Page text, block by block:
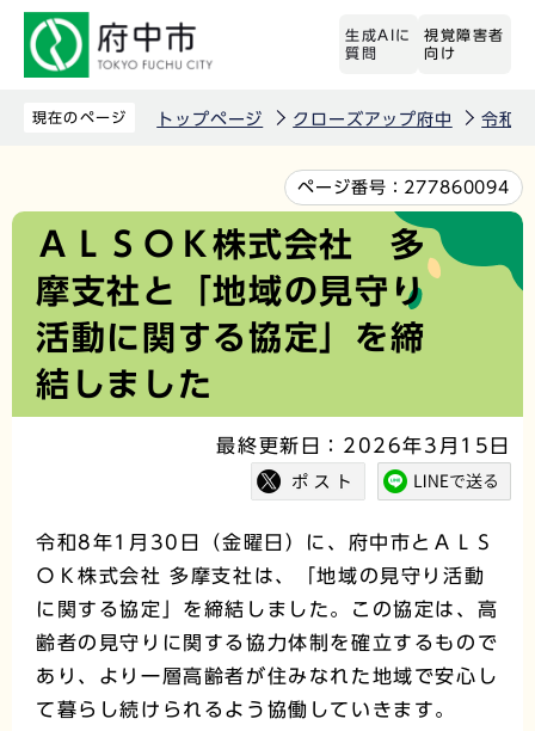
先
生成AIに
質問
視覚障害者
向け
現在のページ トップページ クローズアップ府中 令和7
文
ページ番号： 277860094
ＡＬＳＯＫ株式会社 多
摩支社と「地域の見守り
活動に関する協定」を締
結しました
最終更新日：2026年3月15日
令和8年1月30日（金曜日）に、府中市とＡＬＳ
ＯＫ株式会社 多摩支社は、「地域の見守り活動
に関する協定」を締結しました。この協定は、高
齢者の見守りに関する協力体制を確立するもので
あり、より一層高齢者が住みなれた地域で安心し
て暮らし続けられるよう協働していきます。